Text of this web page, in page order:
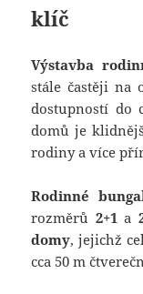
klíč
Výstavba
stále častěji na
dostupností do
domů je
rodiny a více
Rodinné
rozměrů 2+1 a
domy, jejichž
cca 50 m